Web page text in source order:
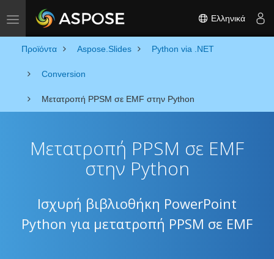
Toggle navigation Ελληνικά
Προϊόντα Aspose.Slides Python via .NET
Conversion
Μετατροπή PPSM σε EMF στην Python
Μετατροπή PPSM σε EMF
στην Python
Ισχυρή βιβλιοθήκη PowerPoint
Python για μετατροπή PPSM σε EMF